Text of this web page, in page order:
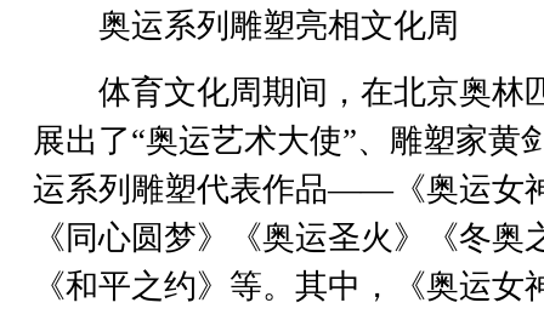
奥运系列雕塑亮相文化周
体育文化周期间，在北京奥林
展出了“奥运艺术大使”、雕塑家黄
运系列雕塑代表作品——《奥运女
《同心圆梦》《奥运圣火》《冬奥
《和平之约》等。其中，《奥运女